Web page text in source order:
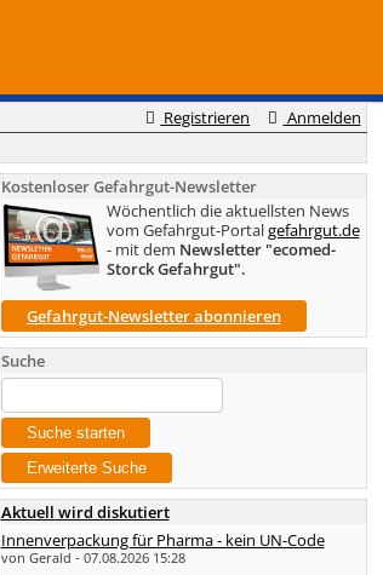
Registrieren Anmelden
Kostenloser Gefahrgut-Newsletter
Wöchentlich die aktuellsten News
vom Gefahrgut-Portalgefahrgut.de
- mit dem Newsletter "ecomed-
Storck Gefahrgut".
Gefahrgut-Newsletter abonnieren
Suche
Aktuell wird diskutiert
Innenverpackung für Pharma - kein UN-Code
von Gerald - 07.08.2026 15:28